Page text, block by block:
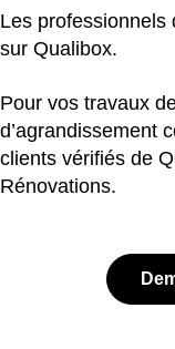
Les professionnels
sur Qualibox.
Pour vos travaux
d’agrandissement
clients vérifiés de
Rénovations.